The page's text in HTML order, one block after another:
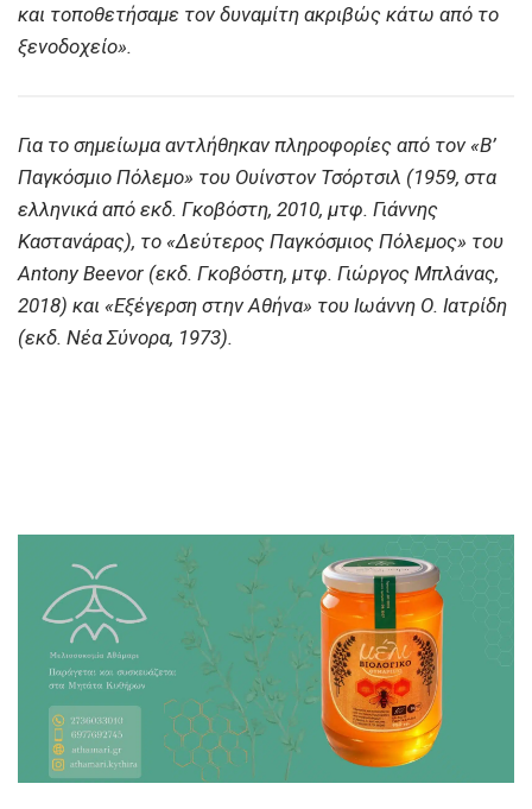
και τοποθετήσαμε τον δυναμίτη ακριβώς κάτω από το
ξενοδοχείο».
Για το σημείωμα αντλήθηκαν πληροφορίες από τον «Β’
Παγκόσμιο Πόλεμο» του Ουίνστον Τσόρτσιλ (1959, στα
ελληνικά από εκδ. Γκοβόστη, 2010, μτφ. Γιάννης
Καστανάρας), το «Δεύτερος Παγκόσμιος Πόλεμος» του
Antony Beevor (εκδ. Γκοβόστη, μτφ. Γιώργος Μπλάνας,
2018) και «Εξέγερση στην Αθήνα» του Ιωάννη Ο. Ιατρίδη
(εκδ. Νέα Σύνορα, 1973).